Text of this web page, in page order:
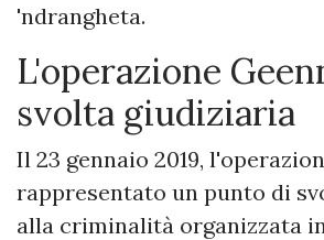
'ndrangheta.
L'operazione
svolta giudiziaria
Il 23 gennaio 2019,
rappresentato un punto di
alla criminalità organizzata